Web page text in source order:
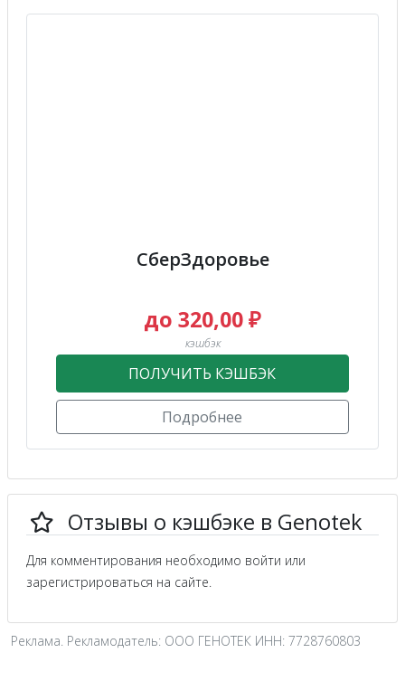
СберЗдоровье
до 320,00 ₽
кэшбэк
ПОЛУЧИТЬ КЭШБЭК
Подробнее
Отзывы о кэшбэке в Genotek
Для комментирования необходимо войти или
зарегистрироваться на сайте.
Реклама. Рекламодатель: ООО ГЕНОТЕК ИНН: 7728760803